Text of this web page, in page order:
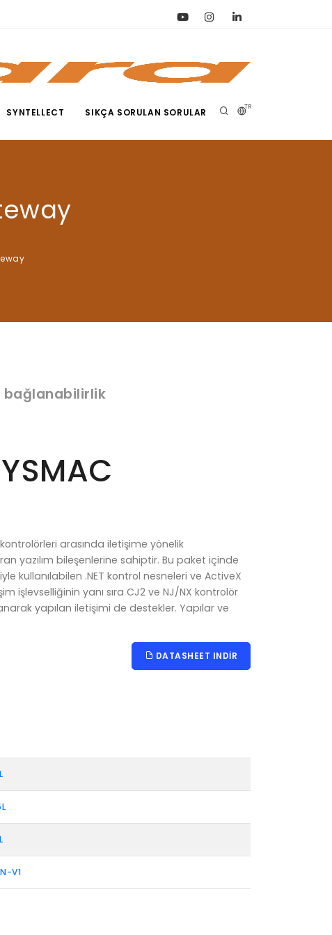
TR
SYNTELLECT SIKÇA SORULAN SORULAR
bağlanabilirlik
arasında iletişime yönelik
yazılım bileşenlerine sahiptir. Bu paket içinde
kullanılabilen .NET kontrol nesneleri ve ActiveX
işlevselliğinin yanı sıra CJ2 ve NJ/NX kontrolör
yapılan iletişimi de destekler. Yapılar ve
DATASHEET INDIR
V1